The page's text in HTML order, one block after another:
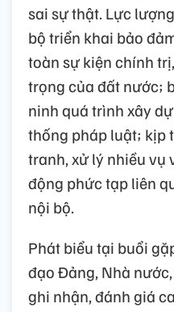
sai sự thật. Lực
bộ triển khai bảo
toàn sự kiện chính
trọng của đất nước;
ninh quá trình xây
thống pháp luật; kịp
tranh, xử lý nhiều vụ
động phức tạp liên
nội bộ.
Phát biểu tại buổi
đạo Đảng, Nhà
ghi nhận, đánh giá